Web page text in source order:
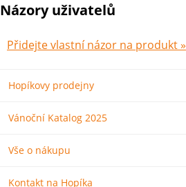
Názory uživatelů
Přidejte vlastní názor na produkt »
Hopíkovy prodejny
Vánoční Katalog 2025
Vše o nákupu
Kontakt na Hopíka